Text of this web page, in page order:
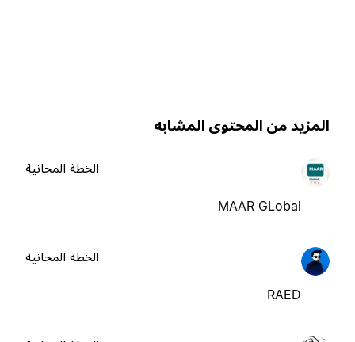
من المحتوى المشابه
MAAR GLobal
الخطة المجانية
RAED
الخطة المجانية